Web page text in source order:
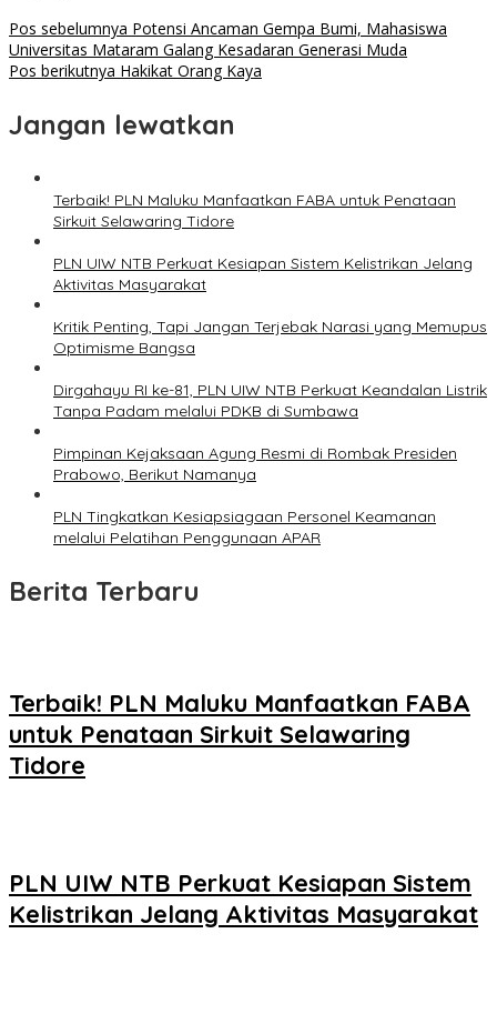
Navigasi
pos
Pos sebelumnya Potensi Ancaman Gempa Bumi, Mahasiswa
Universitas Mataram Galang Kesadaran Generasi Muda
Pos berikutnya Hakikat Orang Kaya
Jangan lewatkan
Terbaik! PLN Maluku Manfaatkan FABA untuk Penataan
Sirkuit Selawaring Tidore
PLN UIW NTB Perkuat Kesiapan Sistem Kelistrikan Jelang
Aktivitas Masyarakat
Kritik Penting, Tapi Jangan Terjebak Narasi yang Memupus
Optimisme Bangsa
Dirgahayu RI ke-81, PLN UIW NTB Perkuat Keandalan Listrik
Tanpa Padam melalui PDKB di Sumbawa
Pimpinan Kejaksaan Agung Resmi di Rombak Presiden
Prabowo, Berikut Namanya
PLN Tingkatkan Kesiapsiagaan Personel Keamanan
melalui Pelatihan Penggunaan APAR
Berita Terbaru
Terbaik! PLN Maluku Manfaatkan FABA
untuk Penataan Sirkuit Selawaring
Tidore
PLN UIW NTB Perkuat Kesiapan Sistem
Kelistrikan Jelang Aktivitas Masyarakat